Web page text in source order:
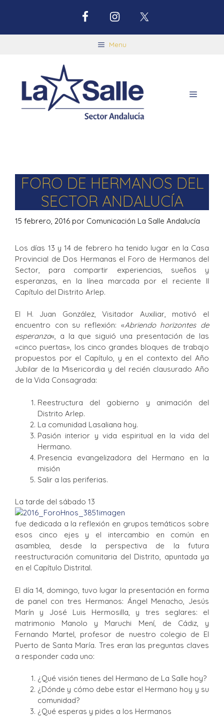
Menu
FORO DE HERMANOS DEL
SECTOR ANDALUCÍA
15 febrero, 2016 por Comunicación La Salle Andalucía
Los días 13 y 14 de febrero ha tenido lugar en la Casa
Provincial de Dos Hermanas el Foro de Hermanos del
Sector, para compartir experiencias, sueños y
esperanzas, en la línea marcada por el reciente II
Capítulo del Distrito Arlep.
El H. Juan González, Visitador Auxiliar, motivó el
encuentro con su reflexión: «Abriendo horizontes de
esperanza«, a la que siguió una presentación de las
«cinco puertas», los cinco grandes bloques de trabajo
propuestos por el Capítulo, y en el contexto del Año
Jubilar de la Misericordia y del recién clausurado Año
de la Vida Consagrada:
Reestructura del gobierno y animación del
Distrito Arlep.
La comunidad Lasaliana hoy.
Pasión interior y vida espiritual en la vida del
Hermano.
Presencia evangelizadora del Hermano en la
misión
Salir a las periferias.
La tarde del sábado 13
fue dedicada a la reflexión en grupos temáticos sobre
esos cinco ejes y el intercambio en común en
asamblea, desde la perspectiva de la futura
reestructuración comunitaria del Distrito, apuntada ya
en el Capítulo Distrital.
El día 14, domingo, tuvo lugar la presentación en forma
de panel con tres Hermanos: Ángel Menacho, Jesús
Marín y José Luis Hermosilla, y tres seglares: el
matrimonio Manolo y Maruchi Mení, de Cádiz, y
Fernando Martel, profesor de nuestro colegio de El
Puerto de Santa María. Tres eran las preguntas claves
a responder cada uno:
¿Qué visión tienes del Hermano de La Salle hoy?
¿Dónde y cómo debe estar el Hermano hoy y su
comunidad?
¿Qué esperas y pides a los Hermanos